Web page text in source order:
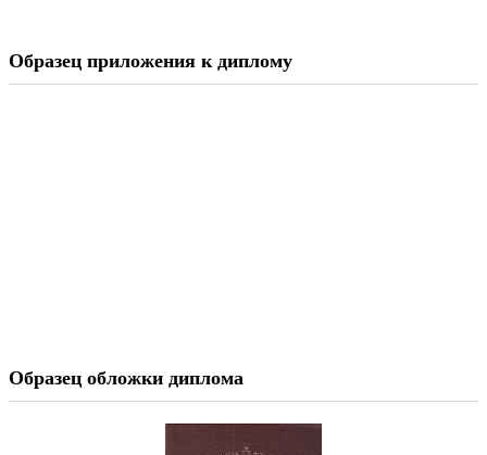
Образец приложения к диплому
Образец обложки диплома